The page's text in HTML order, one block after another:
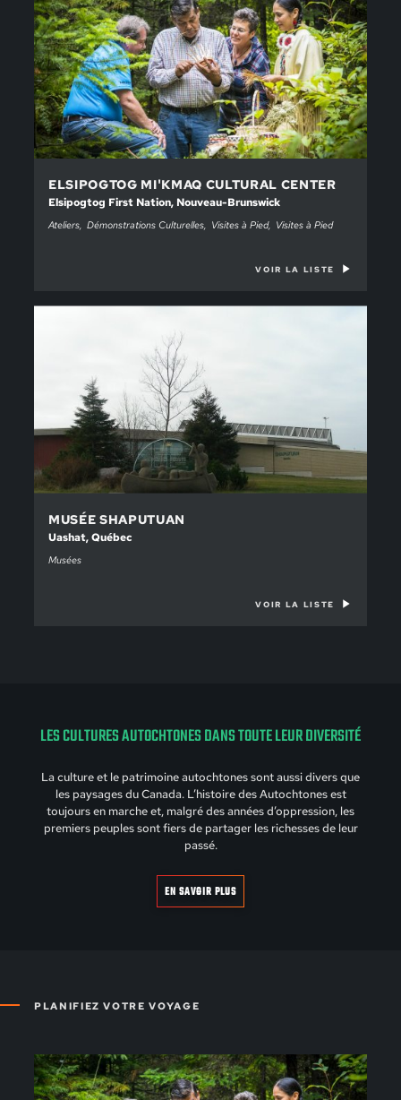
ELSIPOGTOG MI'KMAQ CULTURAL CENTER
Elsipogtog First Nation, Nouveau-Brunswick
Ateliers Démonstrations Culturelles Visites à Pied Visites à Pied
VOIR LA LISTE
MUSÉE SHAPUTUAN
Uashat, Québec
Musées
VOIR LA LISTE
LES CULTURES AUTOCHTONES DANS TOUTE LEUR DIVERSITÉ
La culture et le patrimoine autochtones sont aussi divers que
les paysages du Canada. L’histoire des Autochtones est
toujours en marche et, malgré des années d’oppression, les
premiers peuples sont fiers de partager les richesses de leur
passé.
EN SAVOIR PLUS
PLANIFIEZ VOTRE VOYAGE